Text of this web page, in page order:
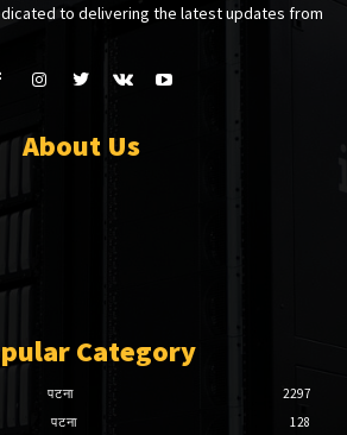
to delivering the latest updates from
About Us
Category
पटना
2297
पटना
128